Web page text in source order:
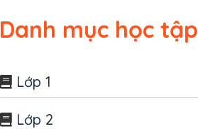
Danh mục học tập
Lớp 1
Lớp 2